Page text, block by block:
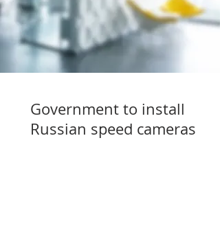
Government to install
Russian speed cameras